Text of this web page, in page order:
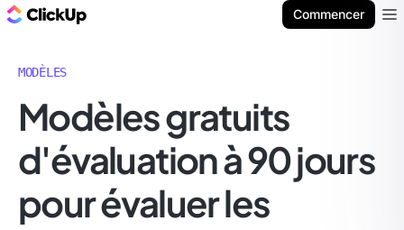
Commencer
MODÈLES
Modèles gratuits
d'évaluation à 90 jours
pour évaluer les